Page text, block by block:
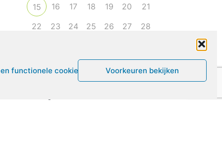
functionele cookies Voorkeuren bekijken
15 16 17 18 19 20
21
22
23 24 25 26 27
28
Leven met ME/CVS en POTS